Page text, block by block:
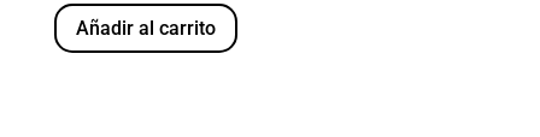
Añadir al carrito